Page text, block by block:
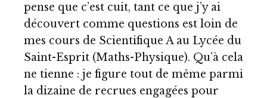
pense que c’est cuit, tant ce que j’y ai
découvert comme questions est loin de
mes cours de Scientifique A au Lycée du
Saint-Esprit (Maths-Physique). Qu’à cela
ne tienne : je figure tout de même parmi
la dizaine de recrues engagées pour